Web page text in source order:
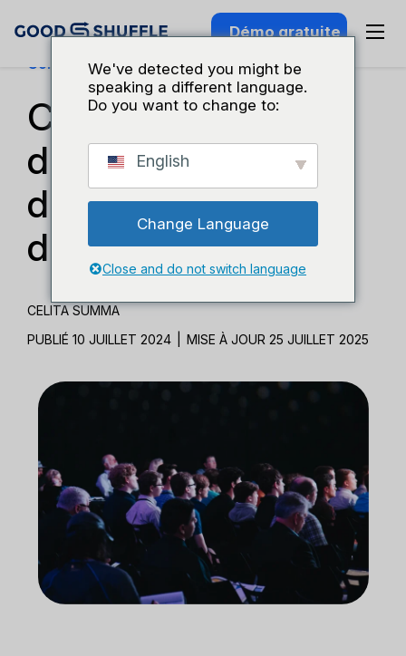
Démo gratuite
Connaissance Du Secteur
Comment réserver
davantage
d'événements
d'entreprise
CELITA SUMMA
PUBLIÉ 10 JUILLET 2024
MISE À JOUR 25 JUILLET 2025
We've detected you might be
speaking a different language.
Do you want to change to:
English
Change Language
Close and do not switch language